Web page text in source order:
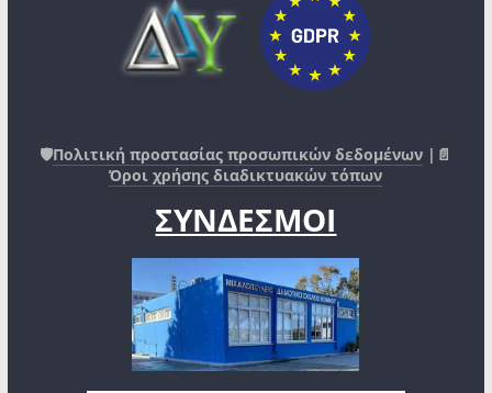
🛡️Πολιτική προστασίας προσωπικών δεδομένων |📄
Όροι χρήσης διαδικτυακών τόπων
ΣΥΝΔΕΣΜΟΙ